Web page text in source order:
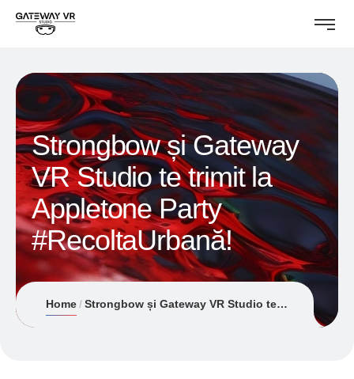
Strongbow și Gateway
VR Studio te trimit la
Appletone Party
#RecoltaUrbană!
Home Strongbow și Gateway VR Studio te trimit la Appletone Party #RecoltaUrbană!